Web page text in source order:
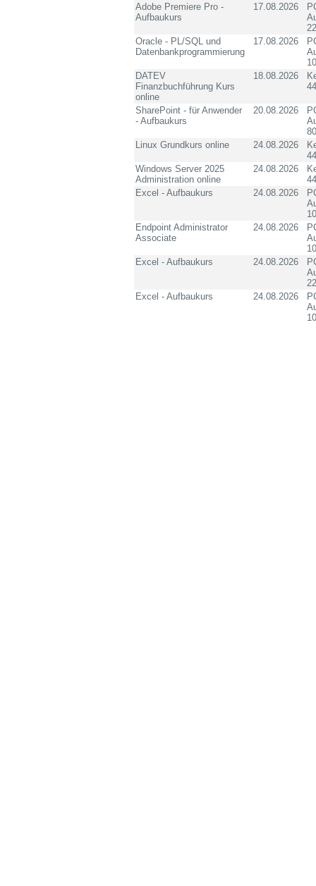
Adobe Premiere Pro -
Aufbaukurs
17.08.2026
Oracle - PL/SQL und
Datenbankprogrammierung
17.08.2026
DATEV
Finanzbuchführung Kurs
online
18.08.2026
SharePoint - für Anwender
- Aufbaukurs
20.08.2026
Linux Grundkurs online
24.08.2026
Windows Server 2025
Administration online
24.08.2026
Excel - Aufbaukurs
24.08.2026
Endpoint Administrator
Associate
24.08.2026
Excel - Aufbaukurs
24.08.2026
Excel - Aufbaukurs
24.08.2026